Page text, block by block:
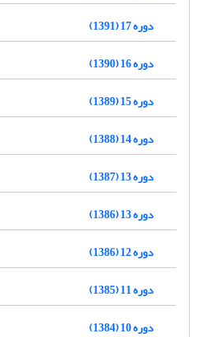
دوره 17 (1391)
دوره 16 (1390)
دوره 15 (1389)
دوره 14 (1388)
دوره 13 (1387)
دوره 13 (1386)
دوره 12 (1386)
دوره 11 (1385)
دوره 10 (1384)